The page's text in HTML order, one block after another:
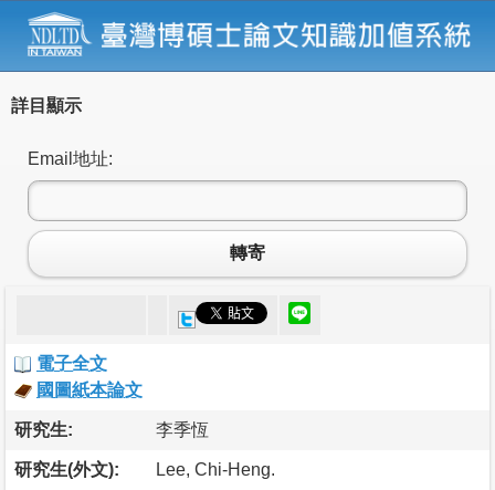
詳目顯示
Email地址:
轉寄
電子全文
國圖紙本論文
研究生: 李季恆
研究生(外文): Lee, Chi-Heng.